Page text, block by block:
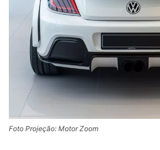
Foto Projeção: Motor Zoom